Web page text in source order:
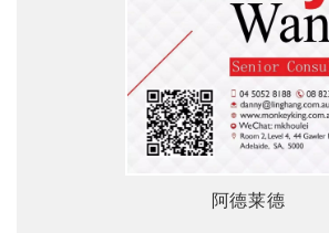
阿德莱德